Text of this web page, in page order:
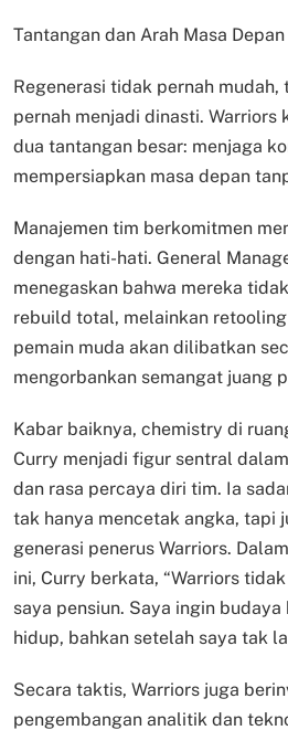
Tantangan dan Arah Masa
Regenerasi tidak pernah
pernah menjadi dinasti. Warriors
dua tantangan besar: menjaga
mempersiapkan masa depan
Manajemen tim berkomitmen
dengan hati-hati. General
menegaskan bahwa mereka
rebuild total, melainkan
pemain muda akan dilibatkan
mengorbankan semangat juang
Kabar baiknya, chemistry di
Curry menjadi figur sentral
dan rasa percaya diri tim. Ia
tak hanya mencetak angka, tapi
generasi penerus Warriors.
ini, Curry berkata, “Warriors
saya pensiun. Saya ingin
hidup, bahkan setelah saya tak
Secara taktis, Warriors juga
pengembangan analitik dan